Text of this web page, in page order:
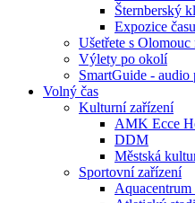
Šternberský
Expozice času
Ušetřete s Olomouc
Výlety po okolí
SmartGuide - audio
Volný čas
Kulturní zařízení
AMK Ecce
DDM
Městská
Sportovní zařízení
Aquacentrum